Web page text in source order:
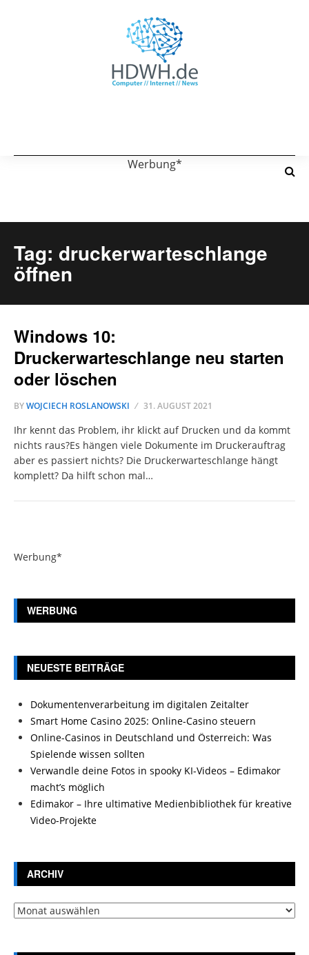
Werbung*
Tag: druckerwarteschlange
öffnen
Windows 10:
Druckerwarteschlange neu starten
oder löschen
BYWOJCIECH ROSLANOWSKI 31. AUGUST 2021
Ihr kennt das Problem, ihr klickt auf Drucken und da kommt
nichts raus?Es hängen viele Dokumente im Druckerauftrag
aber es passiert nichts? Die Druckerwarteschlange hängt
komplett? Da hilft schon mal…
Werbung*
WERBUNG
NEUESTE BEITRÄGE
Dokumentenverarbeitung im digitalen Zeitalter
Smart Home Casino 2025: Online-Casino steuern
Online-Casinos in Deutschland und Österreich: Was
Spielende wissen sollten
Verwandle deine Fotos in spooky KI-Videos – Edimakor
macht’s möglich
Edimakor – Ihre ultimative Medienbibliothek für kreative
Video-Projekte
ARCHIV
Archiv